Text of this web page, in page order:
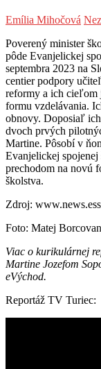
Emília Mihočová
Poverený minister
pôde Evanjelickej
septembra 2023 na
centier podpory
reformy a ich cieľom
formu vzdelávania.
obnovy. Doposiaľ
dvoch prvých
Martine. Pôsobí v
Evanjelickej
prechodom na novú
školstva.
Zdroj:
Foto: Matej Borcovan
Viac o kurikulárnej
Martine Jozefom
eVýchod.
Reportáž TV Turiec: